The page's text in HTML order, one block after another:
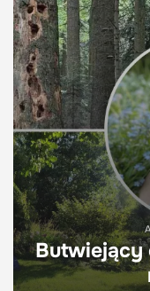
Butwiejący